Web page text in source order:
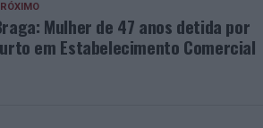
Mulher de 47 anos detida por
em Estabelecimento Comercial